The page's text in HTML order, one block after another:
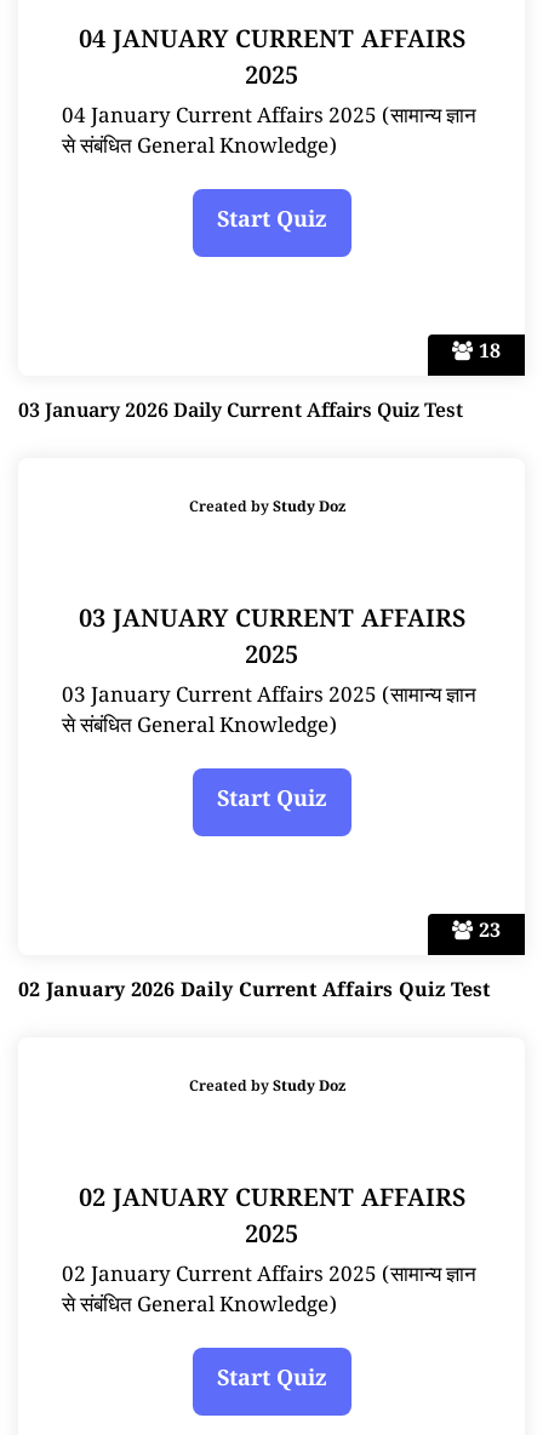
18
04 JANUARY CURRENT AFFAIRS
2025
04 January Current Affairs 2025 (सामान्य ज्ञान
से संबंधित General Knowledge)
03 January 2026 Daily Current Affairs Quiz Test
23
Created byStudy Doz
03 JANUARY CURRENT AFFAIRS
2025
03 January Current Affairs 2025 (सामान्य ज्ञान
से संबंधित General Knowledge)
02 January 2026 Daily Current Affairs Quiz Test
Created byStudy Doz
02 JANUARY CURRENT AFFAIRS
2025
02 January Current Affairs 2025 (सामान्य ज्ञान
से संबंधित General Knowledge)